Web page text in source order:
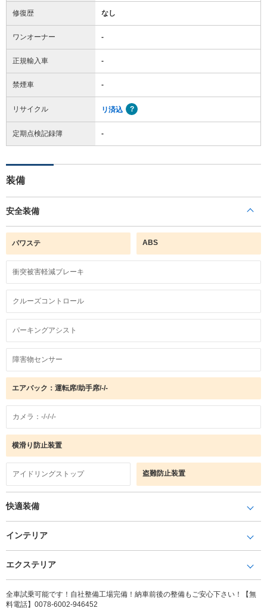
修復歴 なし
ワンオーナー -
正規輸入車 -
禁煙車 -
リサイクル リ済込
定期点検記録簿 -
装備
安全装備
パワステ ABS
衝突被害軽減ブレーキ
クルーズコントロール
パーキングアシスト
障害物センサー
エアバック：運転席/助手席/-/-
カメラ：-/-/-/-
横滑り防止装置
アイドリングストップ 盗難防止装置
快適装備
インテリア
エクステリア
全車試乗可能です！自社整備工場完備！納車前後の整備もご安心下さい！【無
料電話】0078-6002-946452